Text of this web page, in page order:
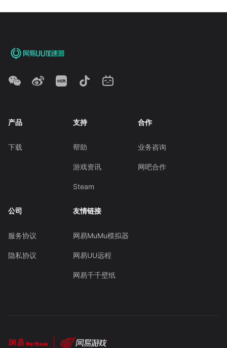
产品
下载
支持
帮助
游戏资讯
Steam
合作
业务咨询
网吧合作
公司
服务协议
隐私协议
友情链接
网易MuMu模拟器
网易UU远程
网易千千壁纸